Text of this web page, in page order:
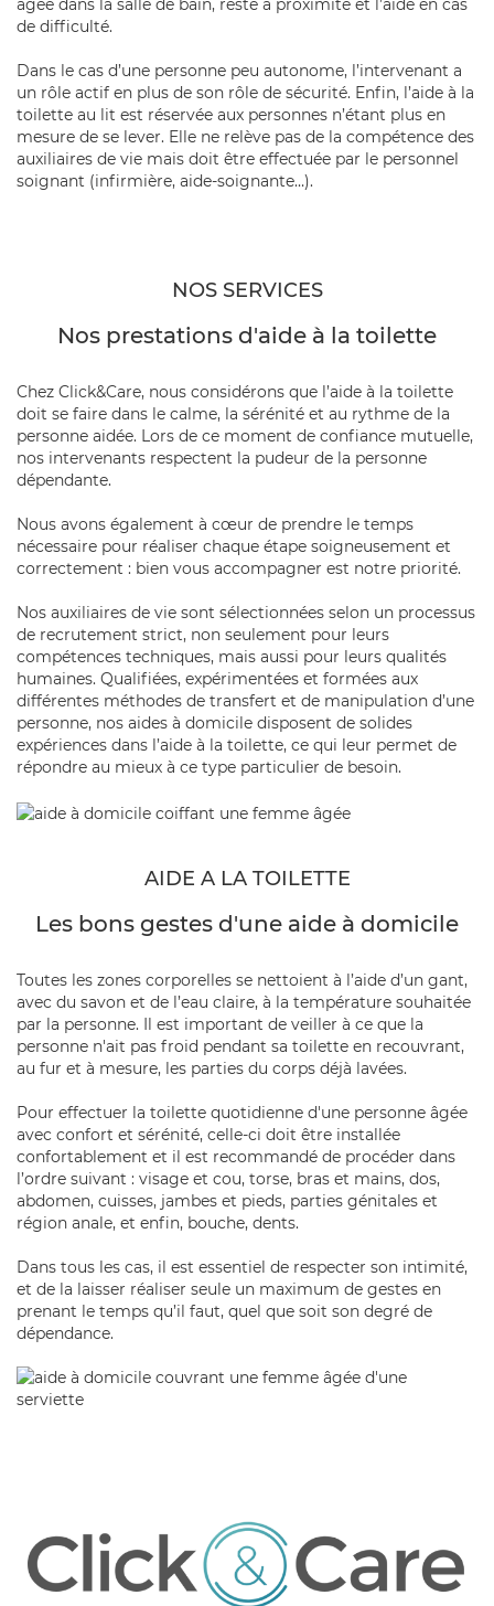
âgée dans la salle de bain, reste à proximité et l’aide en cas
de difficulté.
Dans le cas d’une personne peu autonome, l’intervenant a
un rôle actif en plus de son rôle de sécurité. Enfin, l’aide à la
toilette au lit est réservée aux personnes n’étant plus en
mesure de se lever. Elle ne relève pas de la compétence des
auxiliaires de vie mais doit être effectuée par le personnel
soignant (infirmière, aide-soignante…).
NOS SERVICES
Nos prestations d'aide à la toilette
Chez Click&Care, nous considérons que l’aide à la toilette
doit se faire dans le calme, la sérénité et au rythme de la
personne aidée. Lors de ce moment de confiance mutuelle,
nos intervenants respectent la pudeur de la personne
dépendante.
Nous avons également à cœur de prendre le temps
nécessaire pour réaliser chaque étape soigneusement et
correctement : bien vous accompagner est notre priorité.
Nos auxiliaires de vie sont sélectionnées selon un processus
de recrutement strict, non seulement pour leurs
compétences techniques, mais aussi pour leurs qualités
humaines. Qualifiées, expérimentées et formées aux
différentes méthodes de transfert et de manipulation d’une
personne, nos aides à domicile disposent de solides
expériences dans l’aide à la toilette, ce qui leur permet de
répondre au mieux à ce type particulier de besoin.
AIDE A LA TOILETTE
Les bons gestes d'une aide à domicile
Toutes les zones corporelles se nettoient à l’aide d’un gant,
avec du savon et de l’eau claire, à la température souhaitée
par la personne. Il est important de veiller à ce que la
personne n'ait pas froid pendant sa toilette en recouvrant,
au fur et à mesure, les parties du corps déjà lavées.
Pour effectuer la toilette quotidienne d'une personne âgée
avec confort et sérénité, celle-ci doit être installée
confortablement et il est recommandé de procéder dans
l’ordre suivant : visage et cou, torse, bras et mains, dos,
abdomen, cuisses, jambes et pieds, parties génitales et
région anale, et enfin, bouche, dents.
Dans tous les cas, il est essentiel de respecter son intimité,
et de la laisser réaliser seule un maximum de gestes en
prenant le temps qu’il faut, quel que soit son degré de
dépendance.